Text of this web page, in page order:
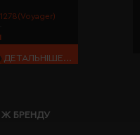
ДЕТАЛЬНІШЕ...
БРЕНДУ